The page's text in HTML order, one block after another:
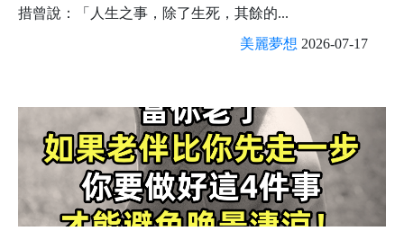
措曾說：「人生之事，除了生死，其餘的...
美麗夢想 2026-07-17